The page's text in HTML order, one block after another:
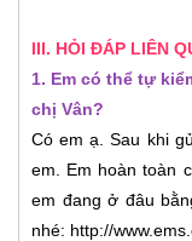
III. HỎI ĐÁP LIÊN
1. Em có thể tự
chị Vân?
Có em ạ. Sau khi
em. Em hoàn toàn
em đang ở đâu
nhé: http://